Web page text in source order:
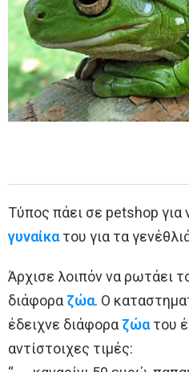
Τύπος πάει σε petshop για
γυναίκατου για τα
Άρχισε λοιπόν να ρωτάει
διάφορα ζώα. Ο
έδειχνε διάφορα ζώατου
αντίστοιχες τιμές: